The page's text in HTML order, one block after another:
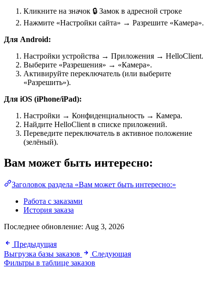
Кликните на значок 🔒 Замок в адресной строке
Нажмите «Настройки сайта» → Разрешите «Камера».
Для Android:
Настройки устройства → Приложения → HelloClient.
Выберите «Разрешения» → «Камера».
Активируйте переключатель (или выберите
«Разрешить»).
Для iOS (iPhone/iPad):
Настройки → Конфиденциальность → Камера.
Найдите HelloClient в списке приложений.
Переведите переключатель в активное положение
(зелёный).
Вам может быть интересно:
Заголовок раздела «Вам может быть интересно:»
Работа с заказами
История заказа
Последнее обновление: Aug 3, 2026
Предыдущая
Выгрузка базы заказов
Следующая
Фильтры в таблице заказов